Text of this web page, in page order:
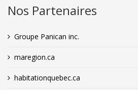
Nos Partenaires
Groupe Panican inc.
maregion.ca
habitationquebec.ca